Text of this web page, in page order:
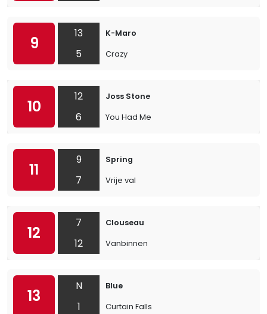
9
13
5
K-Maro
Crazy
10
12
6
Joss Stone
You Had Me
11
9
7
Spring
Vrije val
12
7
12
Clouseau
Vanbinnen
13
N
1
Blue
Curtain Falls